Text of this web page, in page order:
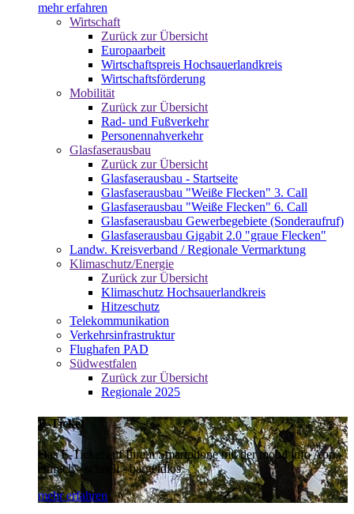
mehr erfahren
Wirtschaft
Zurück zur Übersicht
Europaarbeit
Wirtschaftspreis Hochsauerlandkreis
Wirtschaftsförderung
Mobilität
Zurück zur Übersicht
Rad- und Fußverkehr
Personennahverkehr
Glasfaserausbau
Zurück zur Übersicht
Glasfaserausbau - Startseite
Glasfaserausbau "Weiße Flecken" 3. Call
Glasfaserausbau "Weiße Flecken" 6. Call
Glasfaserausbau Gewerbegebiete (Sonderaufruf)
Glasfaserausbau Gigabit 2.0 "graue Flecken"
Landw. Kreisverband / Regionale Vermarktung
Klimaschutz/Energie
Zurück zur Übersicht
Klimaschutz Hochsauerlandkreis
Hitzeschutz
Telekommunikation
Verkehrsinfrastruktur
Flughafen PAD
Südwestfalen
Zurück zur Übersicht
Regionale 2025
E-Ticket
Das E-Ticket auf Ihrem Smartphone mit der mobil info App -
einfach - schnell - bargeldlos
mehr erfahren